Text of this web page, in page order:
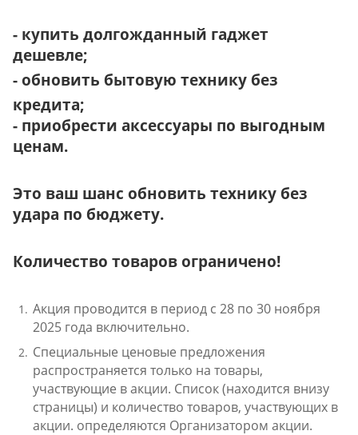
- купить долгожданный гаджет
дешевле;
- обновить бытовую технику без
кредита;
- приобрести аксессуары по выгодным
ценам.
Это ваш шанс обновить технику без
удара по бюджету.
Количество товаров ограничено!
Акция проводится в период с 28 по 30 ноября
2025 года включительно.
Специальные ценовые предложения
распространяется только на товары,
участвующие в акции. Список (находится внизу
страницы) и количество товаров, участвующих в
акции. определяются Организатором акции.